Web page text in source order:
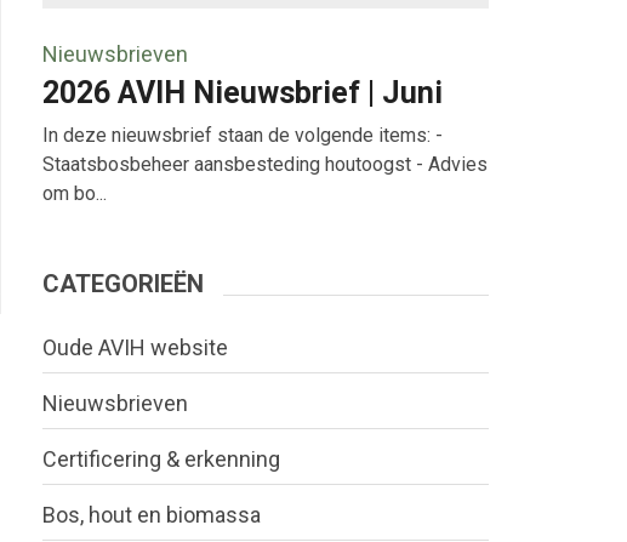
Nieuwsbrieven
2026 AVIH Nieuwsbrief | Juni
In deze nieuwsbrief staan de volgende items: -
Staatsbosbeheer aansbesteding houtoogst - Advies
om bo...
CATEGORIEËN
Oude AVIH website
Nieuwsbrieven
Certificering & erkenning
Bos, hout en biomassa